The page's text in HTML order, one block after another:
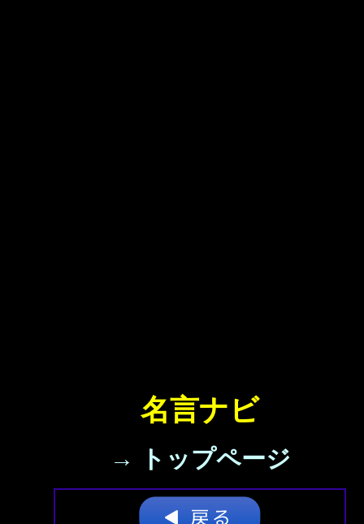
名言ナビ
→ トップページ